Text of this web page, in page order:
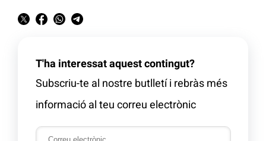
T'ha interessat aquest contingut?
Subscriu-te al nostre butlletí i rebràs més
informació al teu correu electrònic